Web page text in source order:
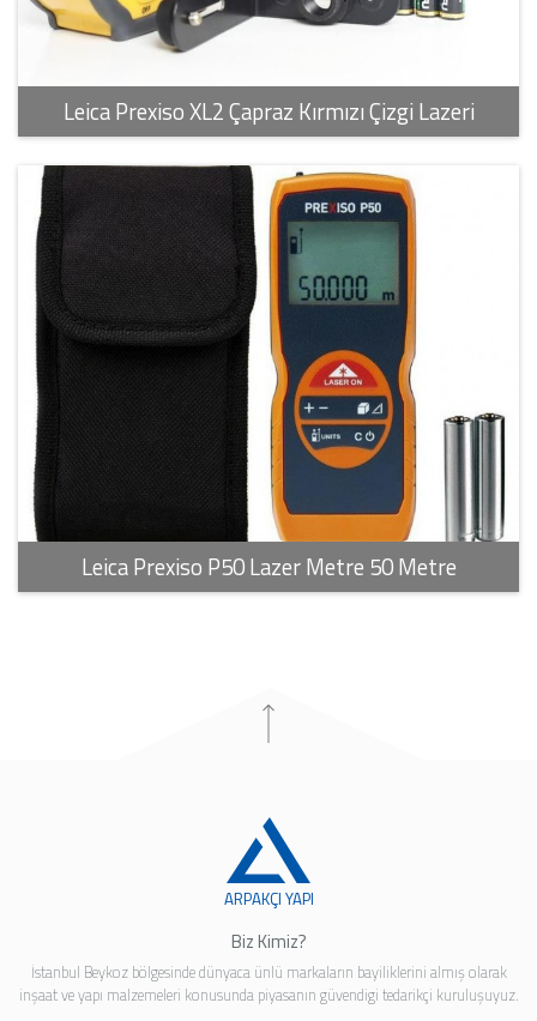
Leica Prexiso XL2 Çapraz Kırmızı Çizgi Lazeri
Leica Prexiso P50 Lazer Metre 50 Metre
Biz Kimiz?
İstanbul Beykoz bölgesinde dünyaca ünlü markaların bayiliklerini almış olarak
inşaat ve yapı malzemeleri konusunda piyasanın güvendigi tedarikçi kuruluşuyuz.
ARPAKÇI YAPI